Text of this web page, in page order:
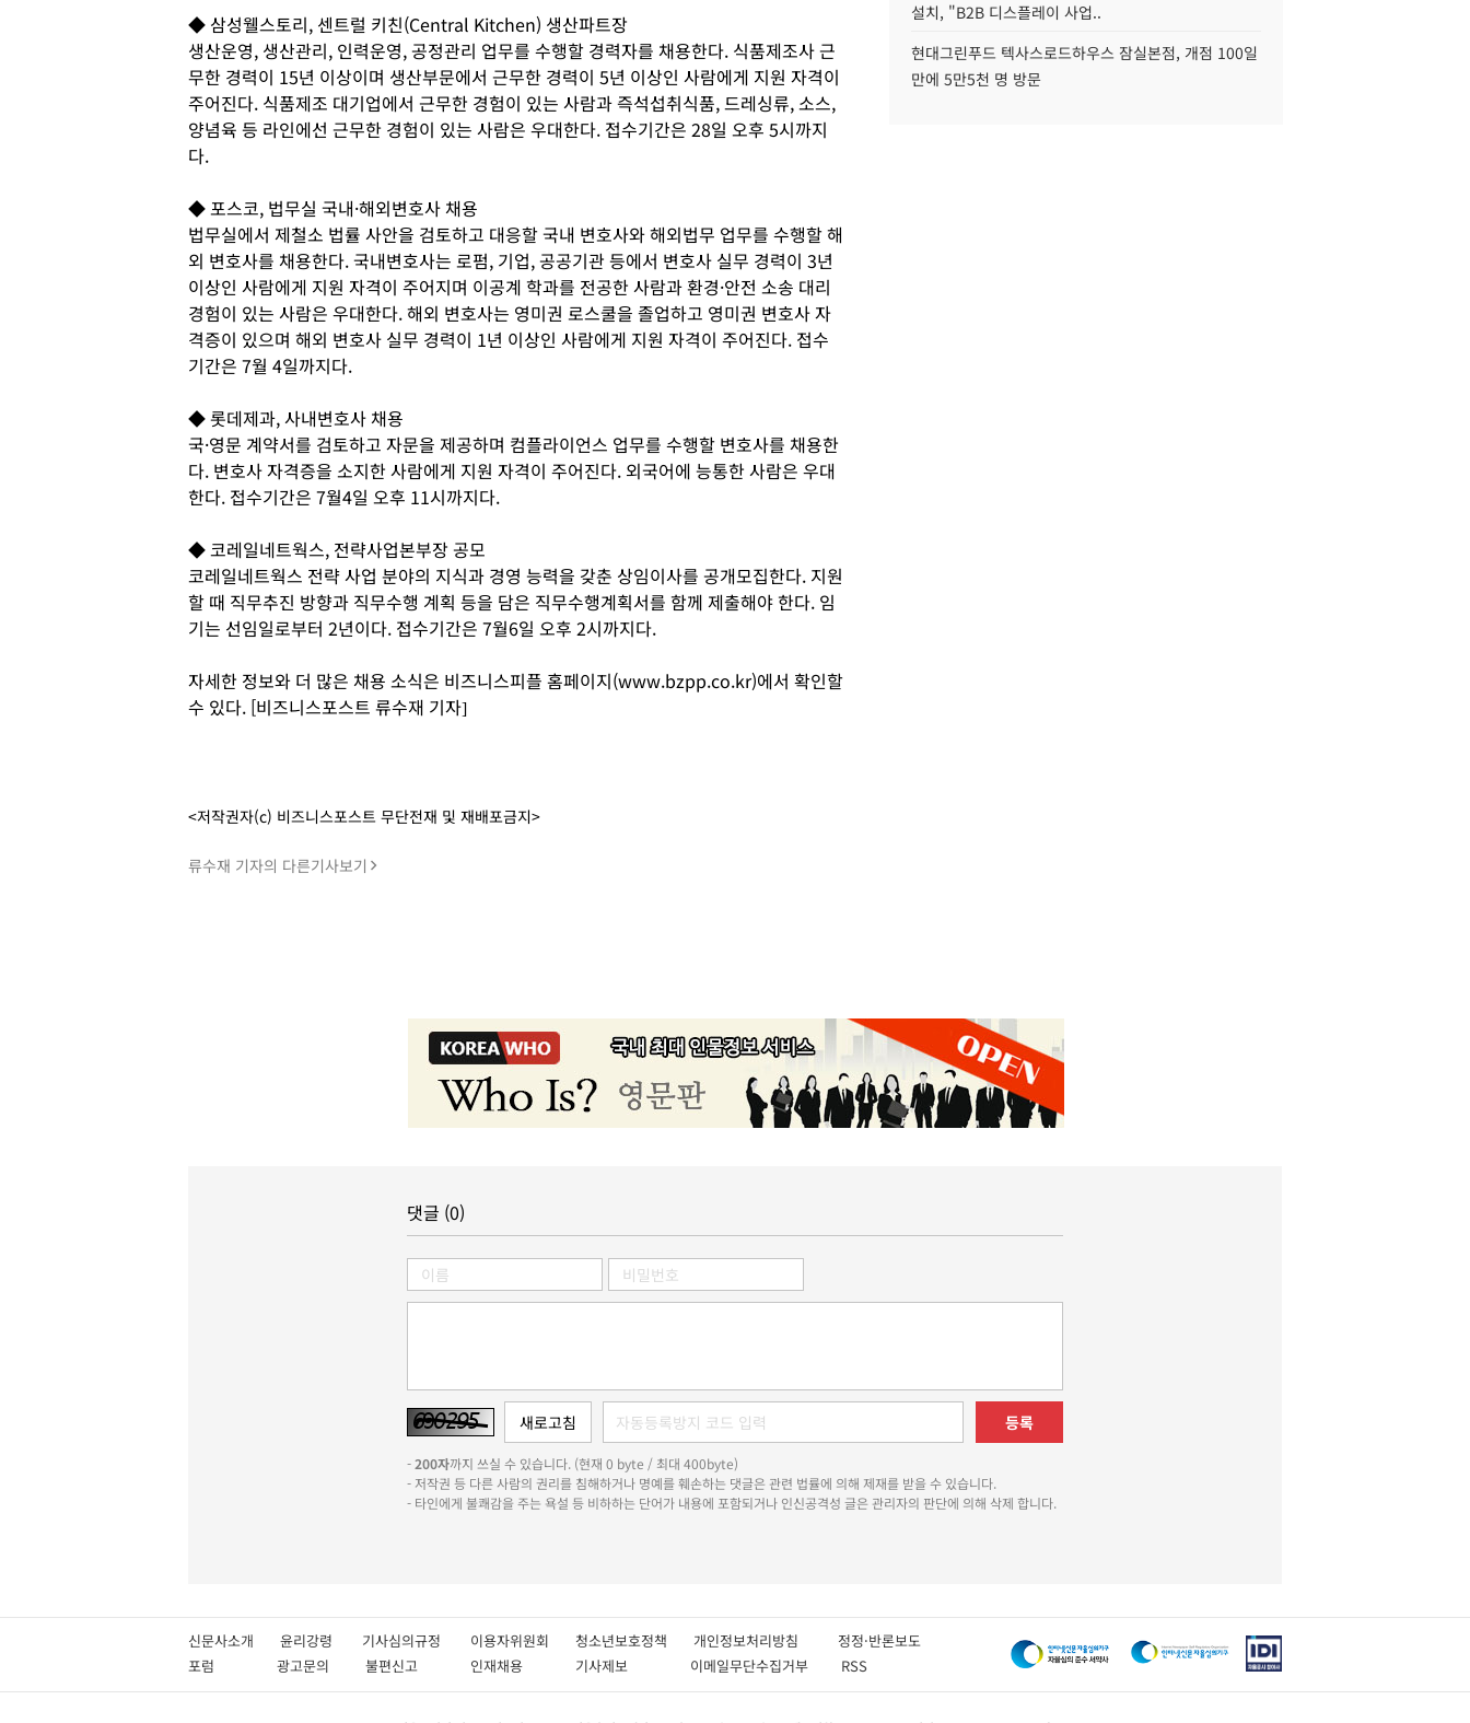
◆ 삼성웰스토리, 센트럴 키친(Central Kitchen) 생산파트장
생산운영, 생산관리, 인력운영, 공정관리 업무를 수행할 경력자를 채용한다. 식품제조사 근
무한 경력이 15년 이상이며 생산부문에서 근무한 경력이 5년 이상인 사람에게 지원 자격이
주어진다. 식품제조 대기업에서 근무한 경험이 있는 사람과 즉석섭취식품, 드레싱류, 소스,
양념육 등 라인에선 근무한 경험이 있는 사람은 우대한다. 접수기간은 28일 오후 5시까지
다.
◆ 포스코, 법무실 국내·해외변호사 채용
법무실에서 제철소 법률 사안을 검토하고 대응할 국내 변호사와 해외법무 업무를 수행할 해
외 변호사를 채용한다. 국내변호사는 로펌, 기업, 공공기관 등에서 변호사 실무 경력이 3년
이상인 사람에게 지원 자격이 주어지며 이공계 학과를 전공한 사람과 환경·안전 소송 대리
경험이 있는 사람은 우대한다. 해외 변호사는 영미권 로스쿨을 졸업하고 영미권 변호사 자
격증이 있으며 해외 변호사 실무 경력이 1년 이상인 사람에게 지원 자격이 주어진다. 접수
기간은 7월 4일까지다.
◆ 롯데제과, 사내변호사 채용
국·영문 계약서를 검토하고 자문을 제공하며 컴플라이언스 업무를 수행할 변호사를 채용한
다. 변호사 자격증을 소지한 사람에게 지원 자격이 주어진다. 외국어에 능통한 사람은 우대
한다. 접수기간은 7월4일 오후 11시까지다.
◆ 코레일네트웍스, 전략사업본부장 공모
코레일네트웍스 전략 사업 분야의 지식과 경영 능력을 갖춘 상임이사를 공개모집한다. 지원
할 때 직무추진 방향과 직무수행 계획 등을 담은 직무수행계획서를 함께 제출해야 한다. 임
기는 선임일로부터 2년이다. 접수기간은 7월6일 오후 2시까지다.
자세한 정보와 더 많은 채용 소식은 비즈니스피플 홈페이지(www.bzpp.co.kr)에서 확인할
수 있다. [비즈니스포스트 류수재 기자]
<저작권자(c) 비즈니스포스트 무단전재 및 재배포금지>
류수재 기자의 다른기사보기
설치, "B2B 디스플레이 사업..
현대그린푸드 텍사스로드하우스 잠실본점, 개점 100일
만에 5만5천 명 방문
댓글 (0)
등록
-200자까지 쓰실 수 있습니다. (현재 0 byte / 최대 400byte)
- 저작권 등 다른 사람의 권리를 침해하거나 명예를 훼손하는 댓글은 관련 법률에 의해 제재를 받을 수 있습니다.
- 타인에게 불쾌감을 주는 욕설 등 비하하는 단어가 내용에 포함되거나 인신공격성 글은 관리자의 판단에 의해 삭제 합니다.
신문사소개 윤리강령 기사심의규정 이용자위원회 청소년보호정책 개인정보처리방침 정정·반론보도
포럼
광고문의 불편신고 인재채용 기사제보 이메일무단수집거부 RSS